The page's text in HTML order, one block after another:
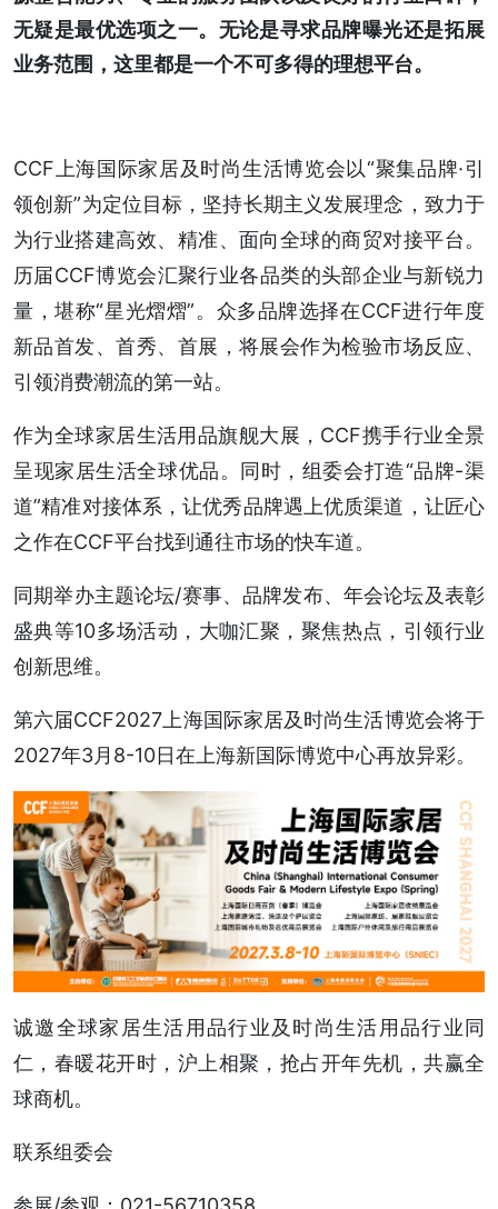
无疑是最优选项之一。无论是寻求品牌曝光还是拓展
业务范围，这里都是一个不可多得的理想平台。
CCF上海国际家居及时尚生活博览会以“聚集品牌·引
领创新”为定位目标，坚持长期主义发展理念，致力于
为行业搭建高效、精准、面向全球的商贸对接平台。
历届CCF博览会汇聚行业各品类的头部企业与新锐力
量，堪称“星光熠熠”。众多品牌选择在CCF进行年度
新品首发、首秀、首展，将展会作为检验市场反应、
引领消费潮流的第一站。
作为全球家居生活用品旗舰大展，CCF携手行业全景
呈现家居生活全球优品。同时，组委会打造“品牌-渠
道”精准对接体系，让优秀品牌遇上优质渠道，让匠心
之作在CCF平台找到通往市场的快车道。
同期举办主题论坛/赛事、品牌发布、年会论坛及表彰
盛典等10多场活动，大咖汇聚，聚焦热点，引领行业
创新思维。
第六届CCF2027上海国际家居及时尚生活博览会将于
2027年3月8-10日在上海新国际博览中心再放异彩。
诚邀全球家居生活用品行业及时尚生活用品行业同
仁，春暖花开时，沪上相聚，抢占开年先机，共赢全
球商机。
联系组委会